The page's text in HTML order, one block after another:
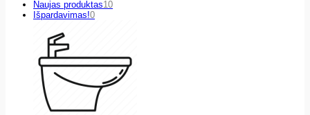
Naujas produktas10
Išpardavimas!0